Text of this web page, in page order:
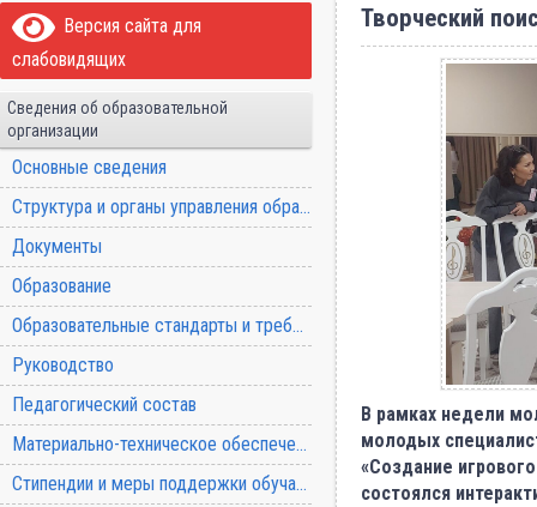
Версия сайта для
слабовидящих
Сведения об образовательной
организации
Основные сведения
Структура и органы управления образовательной организацией
Документы
Образование
Образовательные стандарты и требования
Руководство
Педагогический состав
Материально-техническое обеспечение и оснащенность образовательного процесса
Стипендии и меры поддержки обучающихся
Творческий
В рамках недели
молодых
«Создание
состоялся